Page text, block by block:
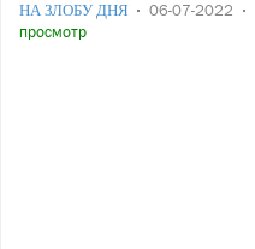
НА ЗЛОБУ ДНЯ 06-07-2022
просмотр